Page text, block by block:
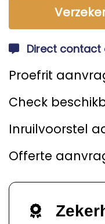
Direct contact
Proefrit
Check
Inruilvoorstel
Offerte